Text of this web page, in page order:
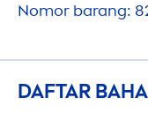
Nomor barang:
DAFTAR